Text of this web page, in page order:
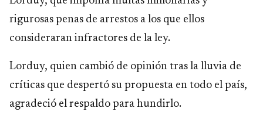
rigurosas penas de arrestos a los que ellos
consideraran infractores de la ley.
Lorduy, quien cambió de opinión tras la lluvia de
críticas que despertó su propuesta en todo el país,
agradeció el respaldo para hundirlo.